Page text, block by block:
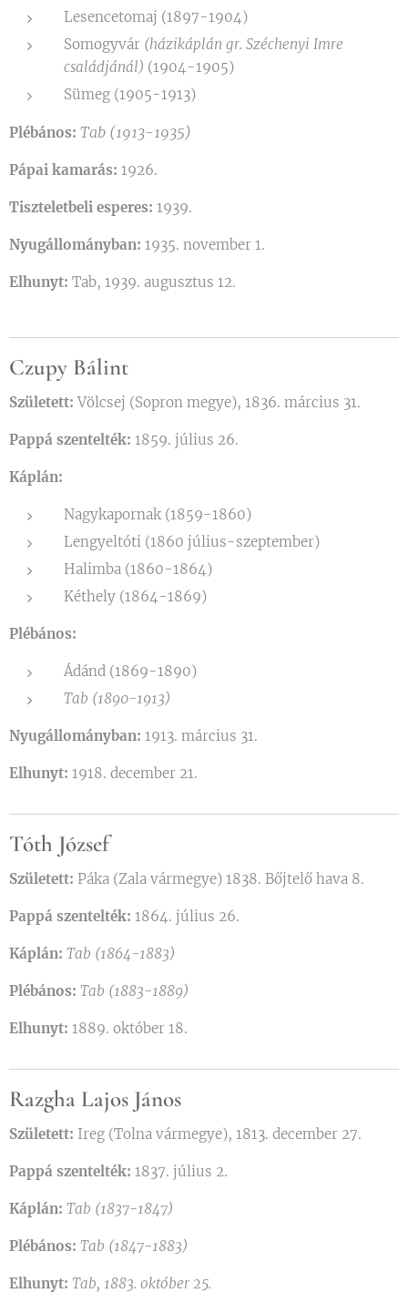
Lesencetomaj (1897-1904)
Somogyvár (házikáplán gr. Széchenyi Imre
családjánál) (1904-1905)
Sümeg (1905-1913)
Plébános: Tab (1913-1935)
Pápai kamarás: 1926.
Tiszteletbeli esperes: 1939.
Nyugállományban: 1935. november 1.
Elhunyt: Tab, 1939. augusztus 12.
Czupy Bálint
Született: Völcsej (Sopron megye), 1836. március 31.
Pappá szentelték: 1859. július 26.
Káplán:
Nagykapornak (1859-1860)
Lengyeltóti (1860 július-szeptember)
Halimba (1860-1864)
Kéthely (1864-1869)
Plébános:
Ádánd (1869-1890)
Tab (1890-1913)
Nyugállományban: 1913. március 31.
Elhunyt: 1918. december 21.
Tóth József
Született: Páka (Zala vármegye) 1838. Bőjtelő hava 8.
Pappá szentelték: 1864. július 26.
Káplán: Tab (1864-1883)
Plébános: Tab (1883-1889)
Elhunyt: 1889. október 18.
Razgha Lajos János
Született: Ireg (Tolna vármegye), 1813. december 27.
Pappá szentelték: 1837. július 2.
Káplán: Tab (1837-1847)
Plébános: Tab (1847-1883)
Elhunyt: Tab, 1883. október 25.